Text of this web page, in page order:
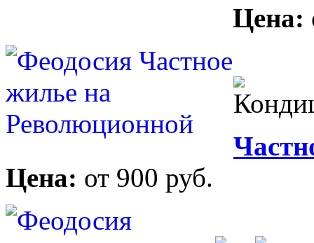
Цена:
Цена: от 900 руб.